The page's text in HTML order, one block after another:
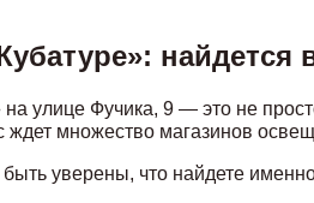
найдется
улице Фучика, 9 — это не
множество магазинов
уверены, что найдете